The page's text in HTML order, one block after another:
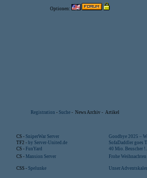
Optionen:
Registration - Suche - News Archiv - Artikel
CS - SniperWar Server
Goodbye 2025 –
TF2 - by Server-United.de
SofaDaddler goes
CS - FunYard
40 Mio. Beuscher
CS - Mansion Server
Frohe
CSS - Spelunke Unser